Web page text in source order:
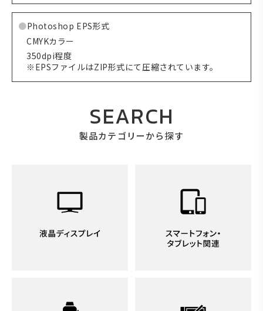
Photoshop EPS形式
CMYKカラー
350dpi程度
※EPSファイルはZIP形式にて圧縮されています。
SEARCH
製品カテゴリーから探す